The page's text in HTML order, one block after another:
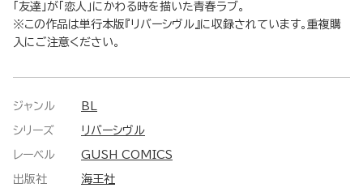
「友達」が「恋人」にかわる時を描いた青春ラブ。
※この作品は単行本版『リバーシヴル』に収録されています。重複購
入にご注意ください。
ジャンル BL
シリーズ リバーシヴル
レーベル GUSH COMICS
出版社 海王社